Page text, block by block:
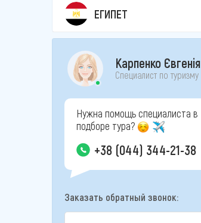
ЕГИПЕТ
Карпенко Євгенія
Специалист по туризму
Нужна помощь специалиста в
подборе тура?
+38 (044) 344-21-38
Заказать обратный звонок: